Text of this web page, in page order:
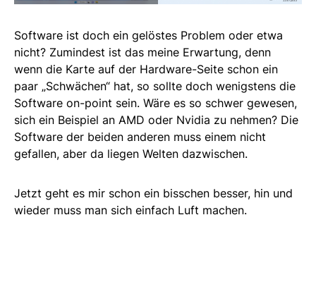
Software ist doch ein gelöstes Problem oder etwa
nicht? Zumindest ist das meine Erwartung, denn
wenn die Karte auf der Hardware-Seite schon ein
paar „Schwächen“ hat, so sollte doch wenigstens die
Software on-point sein. Wäre es so schwer gewesen,
sich ein Beispiel an AMD oder Nvidia zu nehmen? Die
Software der beiden anderen muss einem nicht
gefallen, aber da liegen Welten dazwischen.
Jetzt geht es mir schon ein bisschen besser, hin und
wieder muss man sich einfach Luft machen.